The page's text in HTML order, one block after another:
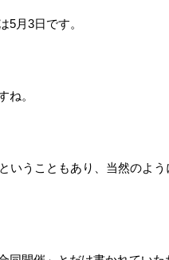
5月3日です。
ね。
いうこともあり、当然のよ